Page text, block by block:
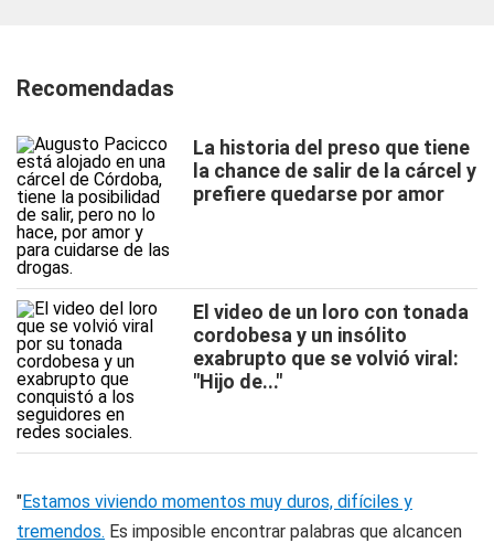
Recomendadas
La historia del preso que tiene
la chance de salir de la cárcel y
prefiere quedarse por amor
El video de un loro con tonada
cordobesa y un insólito
exabrupto que se volvió viral:
"Hijo de..."
"Estamos viviendo momentos muy duros, difíciles y
tremendos. Es imposible encontrar palabras que alcancen